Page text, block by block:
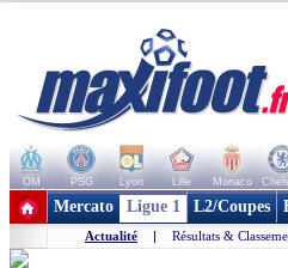
OM PSG Lyon Lille Monaco
+ de clubs
Mercato Ligue 1 L2/Coupes
Actualité | Résultats &